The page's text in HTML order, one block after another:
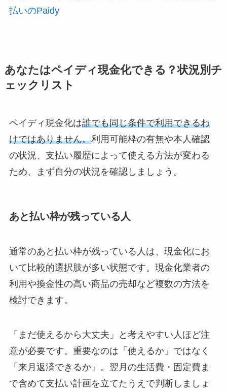
払いのPaidy
あなたはペイディ現金化できる？状況別チ
ェックリスト
ペイディ現金化は誰でも同じ条件で利用できるわ
けではありません。利用可能枠の有無や本人確認
の状況、支払い履歴によって使える方法が変わる
ため、まず自分の状況を確認しましょう。
あと払い枠が残っている人
通常のあと払い枠が残っている人は、現金化にお
いて比較的選択肢が多い状態です。現金化業者の
利用や換金性の高い商品の売却など複数の方法を
検討できます。
「まだ使えるから大丈夫」と考えやすい人ほど注
意が必要です。重要なのは「使えるか」ではなく
「来月返済できるか」。翌月の生活費・固定費ま
で含めて支払い計画を立てたうえで判断しましょ